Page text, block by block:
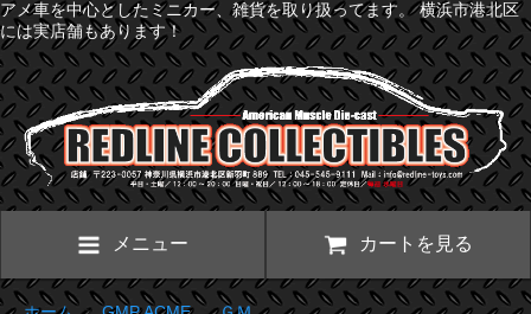
アメ車を中心としたミニカー、雑貨を取り扱ってます。 横浜市港北区
には実店舗もあります！
メニュー カートを見る